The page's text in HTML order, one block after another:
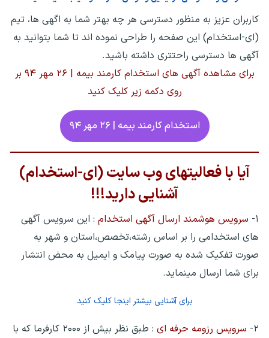
کاربران عزیز به منظور دسترسی هر چه بهتر شما به اگهی ها، تیم
(ای-استخدام) این صفحه را طراحی نموده اند تا شما بتوانید به
آگهی ها دسترسی راحتتری داشته باشید.
برای مشاهده آگهی های استخدام کارمند بیمه | ۲۶ مهر ۹۴ بر
روی دکمه زیر کلیک کنید
استخدام کارمند بیمه | ۲۶ مهر ۹۴
آیا با فعالیتهای وب سایت (ای-استخدام)
آشنایی دارید!!!
۱- سرویس هوشمند ارسال آگهی استخدام : این سرویس آگهی
های استخدامی را بر اساس رشته،تخصص،استان و شهر به
صورت تفکیک شده به صورت پیامک و ایمیل به محض انتشار
برای شما ارسال مینماید.
برای آشنایی بیشتر اینجا کلیک کنید
۲- سرویس رزومه حرفه ای
: طبق نظر بیش از ۲۰۰۰ کارفرما که با